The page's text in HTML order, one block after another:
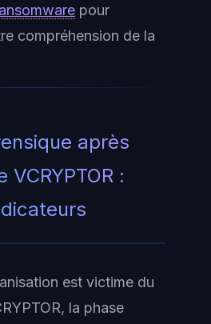
pour
compréhension de la
après
:
est victime du
la phase